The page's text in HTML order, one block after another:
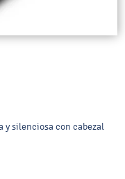
y silenciosa con cabezal